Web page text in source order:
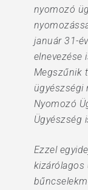
nyomozó
január 31-
elnevezése
Megszűnik
ügyészségi
Nyomozó
Ügyészség
Ezzel
kizárólagos